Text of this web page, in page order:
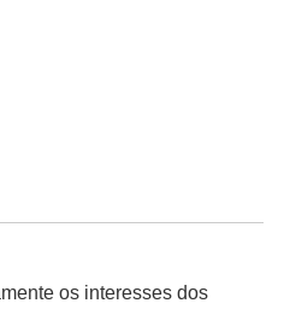
os interesses dos